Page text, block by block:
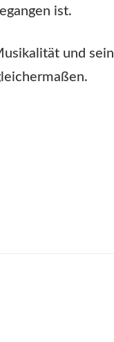
ist.
und sein